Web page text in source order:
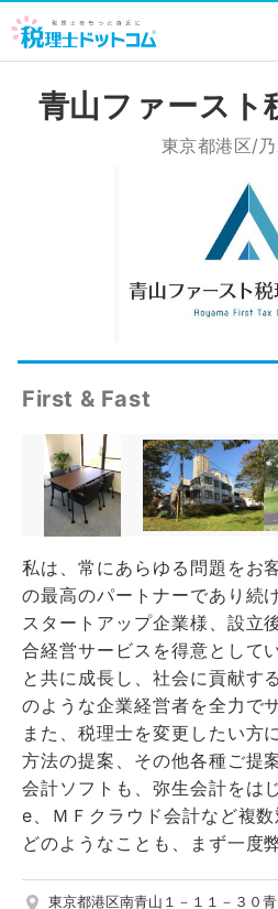
青山ファースト
東京都港区/
First & Fast
私は、常にあらゆる問題をお
の最高のパートナーであり続
スタートアップ企業様、設立
合経営サービスを得意として
と共に成長し、社会に貢献す
のような企業経営者を全力で
また、税理士を変更したい方
方法の提案、その他各種ご提
会計ソフトも、弥生会計をは
e、ＭＦクラウド会計など複数
どのようなことも、まず一度
東京都港区南青山１－１１－３０